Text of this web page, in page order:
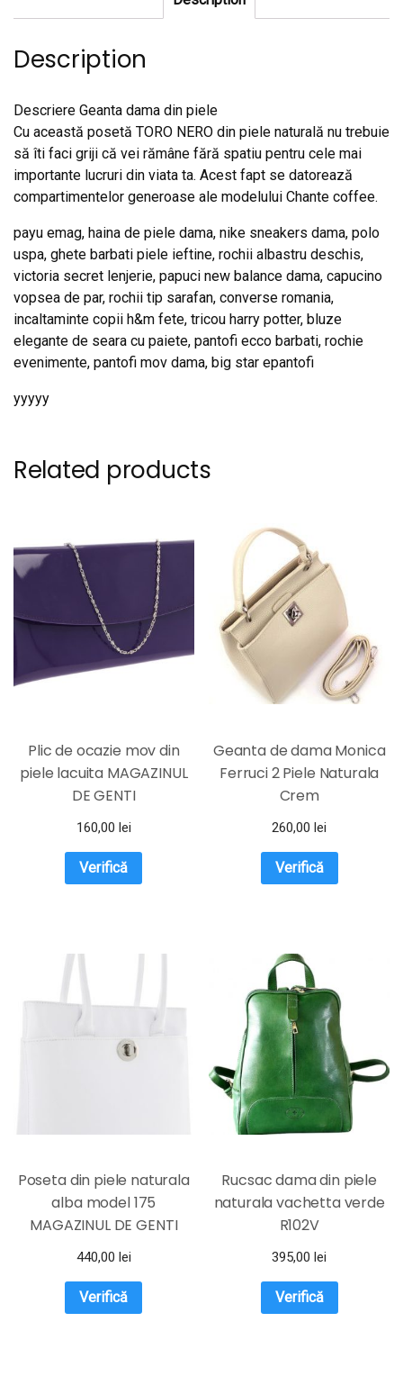
Description
Descriere Geanta dama din piele
Cu această posetă TORO NERO din piele naturală nu trebuie
să îti faci griji că vei rămâne fără spatiu pentru cele mai
importante lucruri din viata ta. Acest fapt se datorează
compartimentelor generoase ale modelului Chante coffee.
payu emag, haina de piele dama, nike sneakers dama, polo
uspa, ghete barbati piele ieftine, rochii albastru deschis,
victoria secret lenjerie, papuci new balance dama, capucino
vopsea de par, rochii tip sarafan, converse romania,
incaltaminte copii h&m fete, tricou harry potter, bluze
elegante de seara cu paiete, pantofi ecco barbati, rochie
evenimente, pantofi mov dama, big star epantofi
yyyyy
Related products
Plic de ocazie mov din
piele lacuita MAGAZINUL
DE GENTI
160,00 lei
Verifică
Geanta de dama Monica
Ferruci 2 Piele Naturala
Crem
260,00lei
Verifică
Poseta din piele naturala
alba model 175
MAGAZINUL DE GENTI
440,00 lei
Verifică
Rucsac dama din piele
naturala vachetta verde
R102V
395,00 lei
Verifică